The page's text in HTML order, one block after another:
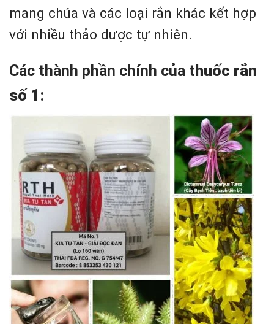
mang chúa và các loại rắn khác kết hợp
với nhiều thảo dược tự nhiên.
Các thành phần chính của thuốc rắn
số 1 :